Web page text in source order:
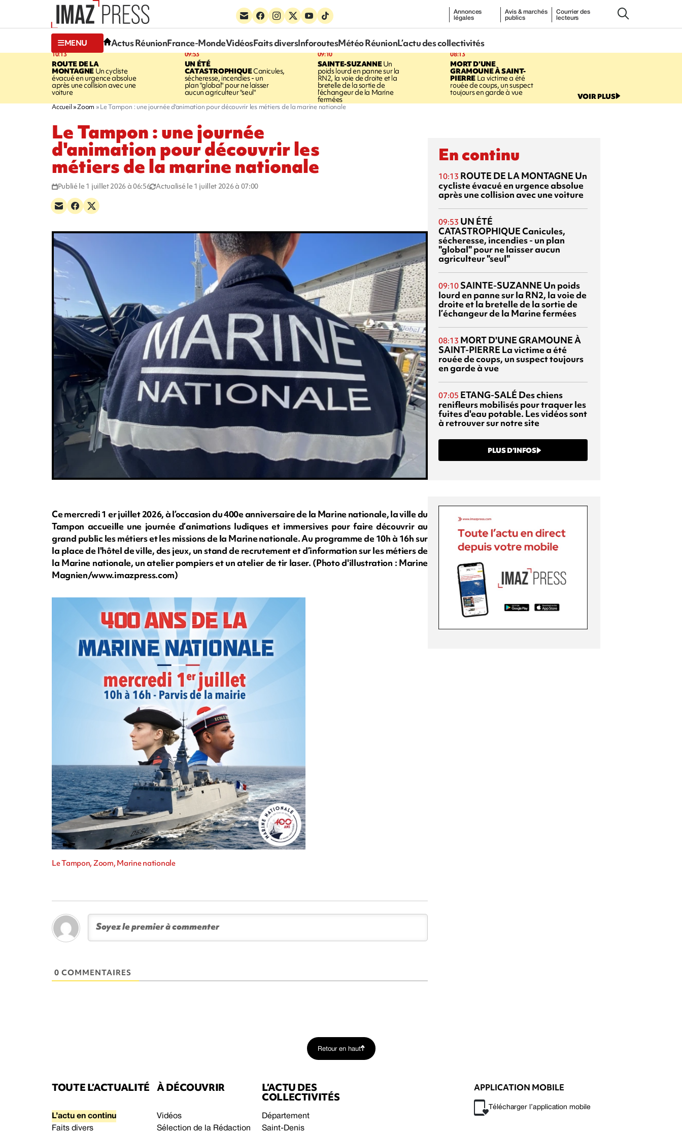
Annonces
légales
Avis & marchés
publics
Courrier des
lecteurs
MENU Actus RéunionFrance-MondeVidéosFaits diversInforoutesMétéo RéunionL’actu des collectivités
10:13
ROUTE DE LA
MONTAGNEUn cycliste
évacué en urgence absolue
après une collision avec une
voiture
09:53
UN ÉTÉ
CATASTROPHIQUECanicules,
sécheresse, incendies - un
plan "global" pour ne laisser
aucun agriculteur "seul"
09:10
SAINTE-SUZANNEUn
poids lourd en panne sur la
RN2, la voie de droite et la
bretelle de la sortie de
l’échangeur de la Marine
fermées
08:13
MORT D'UNE
GRAMOUNE À SAINT-
PIERRE La victime a été
rouée de coups, un suspect
toujours en garde à vue VOIR PLUS
Accueil Zoom Le Tampon : une journée d'animation pour découvrir les métiers de la marine nationale
Le Tampon : une journée
d'animation pour découvrir les
métiers de la marine nationale
Publié le 1 juillet 2026 à 06:56 Actualisé le 1 juillet 2026 à 07:00
Ce mercredi 1 er juillet 2026, à l’occasion du 400e anniversaire de la Marine nationale, la ville du
Tampon accueille une journée d’animations ludiques et immersives pour faire découvrir au
grand public les métiers et les missions de la Marine nationale. Au programme de 10h à 16h sur
la place de l'hôtel de ville, des jeux, un stand de recrutement et d’information sur les métiers de
la Marine nationale, un atelier pompiers et un atelier de tir laser. (Photo d'illustration : Marine
Magnien/www.imazpress.com)
Le Tampon, Zoom, Marine nationale
0 COMMENTAIRES
En continu
10:13 ROUTE DE LA MONTAGNE Un
cycliste évacué en urgence absolue
après une collision avec une voiture
09:53 UN ÉTÉ
CATASTROPHIQUECanicules,
sécheresse, incendies - un plan
"global" pour ne laisser aucun
agriculteur "seul"
09:10 SAINTE-SUZANNE Un poids
lourd en panne sur la RN2, la voie de
droite et la bretelle de la sortie de
l’échangeur de la Marine fermées
08:13 MORT D'UNE GRAMOUNE À
SAINT-PIERRE La victime a été
rouée de coups, un suspect toujours
en garde à vue
07:05 ETANG-SALÉ Des chiens
renifleurs mobilisés pour traquer les
fuites d'eau potable. Les vidéos sont
à retrouver sur notre site
PLUS D’INFOS
Retour en haut
TOUTE L’ACTUALITÉ
L’actu en continu
Faits divers
À DÉCOUVRIR
Vidéos
Sélection de la Rédaction
L’ACTU DES
COLLECTIVITÉS
Département
Saint-Denis
APPLICATION MOBILE
Télécharger l’application mobile